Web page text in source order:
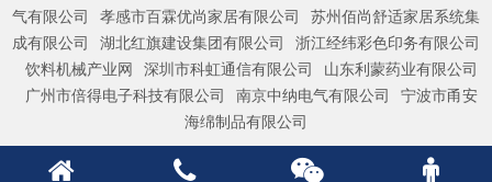
气有限公司
孝感市百霖优尚家居有限公司
苏州佰尚舒适家居系统集
成有限公司
湖北红旗建设集团有限公司
浙江经纬彩色印务有限公司
饮料机械产业网
深圳市科虹通信有限公司
山东利蒙药业有限公司
广州市倍得电子科技有限公司
南京中纳电气有限公司
宁波市甬安
海绵制品有限公司